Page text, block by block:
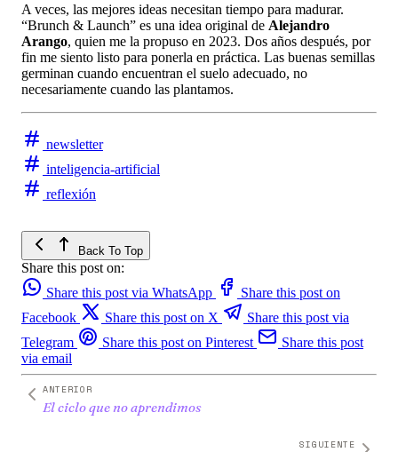
A veces, las mejores ideas necesitan tiempo para madurar.
“Brunch & Launch” es una idea original de Alejandro
Arango, quien me la propuso en 2023. Dos años después, por
fin me siento listo para ponerla en práctica. Las buenas semillas
germinan cuando encuentran el suelo adecuado, no
necesariamente cuando las plantamos.
newsletter
inteligencia-artificial
reflexión
Back To Top
Share this post on:
Share this post via WhatsApp
Share this post on
Facebook
Share this post on X
Share this post via
Telegram
Share this post on Pinterest
Share this post
via email
ANTERIOR
El ciclo que no aprendimos
SIGUIENTE